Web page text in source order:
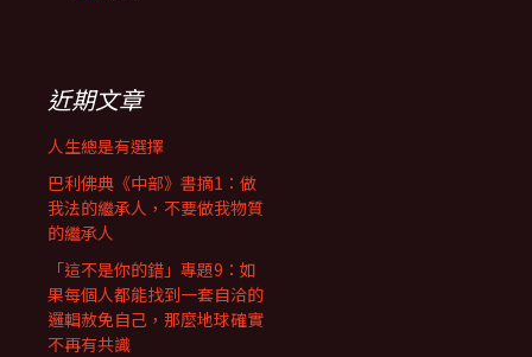
近期文章
人生總是有選擇
巴利佛典《中部》書摘1：做
我法的繼承人，不要做我物質
的繼承人
「這不是你的錯」專題9：如
果每個人都能找到一套自洽的
邏輯赦免自己，那麼地球確實
不再有共識